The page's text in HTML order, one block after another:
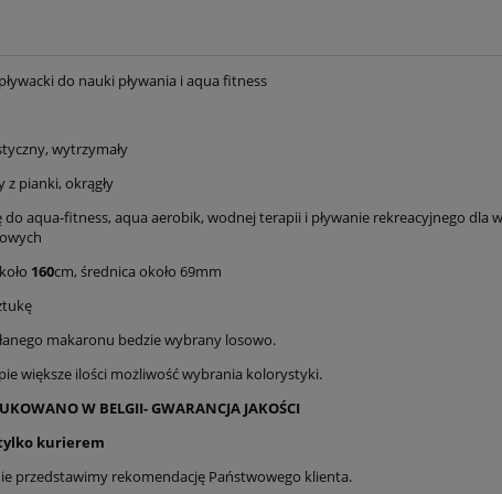
do nauki pływania i aqua fitness
wytrzymały
z pianki, okrągły
do aqua-fitness, aqua aerobik, wodnej terapii i pływanie rekreacyjnego dla
160cm, średnica około 69mm
makaronu bedzie wybrany losowo.
większe ilości możliwość wybrania kolorystyki.
W BELGII- GWARANCJA JAKOŚCI
kurierem
przedstawimy rekomendację Państwowego klienta.